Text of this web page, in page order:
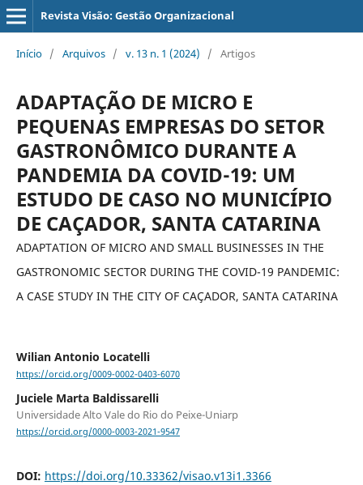
Revista Visão: Gestão Organizacional
Início / Arquivos / v. 13 n. 1 (2024) / Artigos
ADAPTAÇÃO DE MICRO E
PEQUENAS EMPRESAS DO SETOR
GASTRONÔMICO DURANTE A
PANDEMIA DA COVID-19: UM
ESTUDO DE CASO NO MUNICÍPIO
DE CAÇADOR, SANTA CATARINA
ADAPTATION OF MICRO AND SMALL BUSINESSES IN THE
GASTRONOMIC SECTOR DURING THE COVID-19 PANDEMIC:
A CASE STUDY IN THE CITY OF CAÇADOR, SANTA CATARINA
Wilian Antonio Locatelli
https://orcid.org/0009-0002-0403-6070
Juciele Marta Baldissarelli
Universidade Alto Vale do Rio do Peixe-Uniarp
https://orcid.org/0000-0003-2021-9547
DOI: https://doi.org/10.33362/visao.v13i1.3366